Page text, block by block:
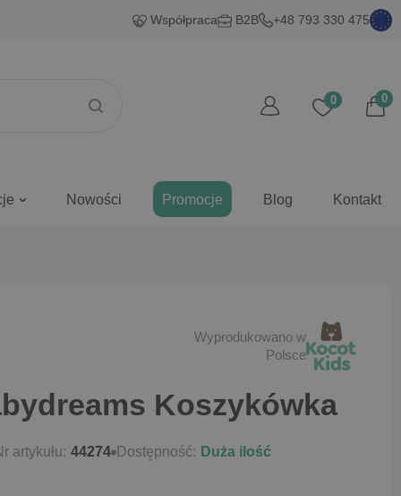
Współpraca B2B +48 793 330 475
0
0
Nowości Promocje Blog Kontakt
Wyprodukowano w
Polsce
Koszykówka
artykułu: 44274 Dostępność: Duża ilość